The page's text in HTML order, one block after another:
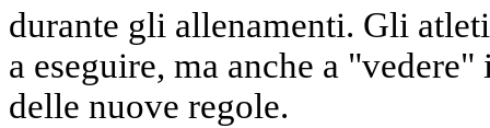
durante gli allenamenti. Gli
a eseguire, ma anche a
delle nuove regole.